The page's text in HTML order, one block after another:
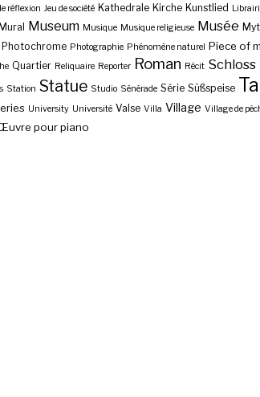
réflexion Jeu de société Kathedrale Kirche Kunstlied
Mural Museum Musique Musique religieuse Musée
Photochrome Photographie Phénomène naturel Piece of
Quartier Reliquaire Reporter Roman Récit Schloss
Station Statue Studio Sénérade Série Süßspeise
University Université Valse Villa Village Village de
pour piano